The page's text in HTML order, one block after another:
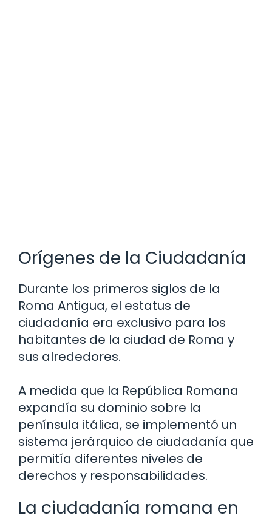
Orígenes de la Ciudadanía
Durante los primeros siglos de la
Roma Antigua, el estatus de
ciudadanía era exclusivo para los
habitantes de la ciudad de Roma y
sus alrededores.
A medida que la República Romana
expandía su dominio sobre la
península itálica, se implementó un
sistema jerárquico de ciudadanía que
permitía diferentes niveles de
derechos y responsabilidades.
La ciudadanía romana en